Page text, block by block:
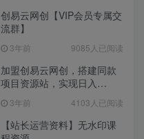
创易云网创【VIP会员专属交
流群】
3年前 9085人已阅读
加盟创易云网创，搭建同款
项目资源站，实现日入
3年前 4103人已阅读
【站长运营资料】无水印课